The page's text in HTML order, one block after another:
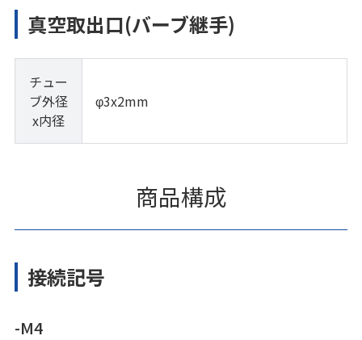
真空取出口(バーブ継手)
チュー
ブ外径
x内径
φ3x2mm
商品構成
接続記号
-M4